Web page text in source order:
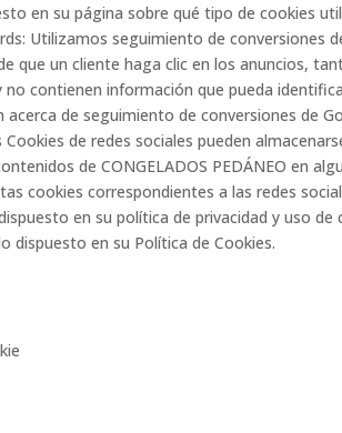
en su página sobre qué tipo de cookies
Utilizamos seguimiento de conversiones
que un cliente haga clic en los anuncios,
no contienen información que pueda
de seguimiento de conversiones de
de redes sociales pueden
de CONGELADOS PEDÁNEO en
cookies correspondientes a las redes
en su política de privacidad y uso de
dispuesto en su Política de Cookies.